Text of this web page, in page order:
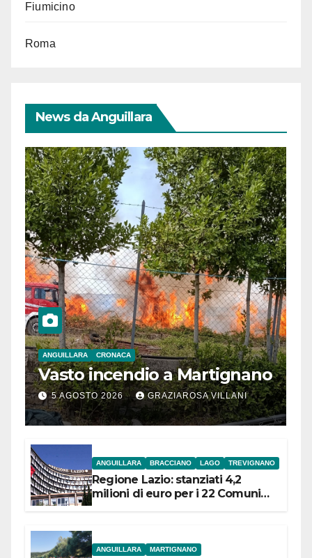
Fiumicino
Roma
News da Anguillara
ANGUILLARA CRONACA
Vasto incendio a Martignano
5 AGOSTO 2026 GRAZIAROSA VILLANI
ANGUILLARA BRACCIANO LAGO TREVIGNANO
Regione Lazio: stanziati 4,2
milioni di euro per i 22 Comuni
ANGUILLARA MARTIGNANO